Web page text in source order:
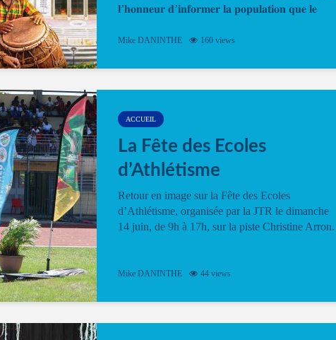
𝐥’𝐡𝐨𝐧𝐧𝐞𝐮𝐫 𝐝’𝐢𝐧𝐟𝐨𝐫𝐦𝐞𝐫 𝐥𝐚 𝐩𝐨𝐩𝐮𝐥𝐚𝐭𝐢𝐨𝐧 𝐪𝐮𝐞 𝐥𝐞
Mike DANINTHE 160 views
ACCUEIL
La Fête des Ecoles
d’Athlétisme
Retour en image sur la Fête des Ecoles
d’Athlétisme, organisée par la JTR le dimanche
14 juin, de 9h à 17h, sur la piste Christine Arron.
Mike DANINTHE 44 views